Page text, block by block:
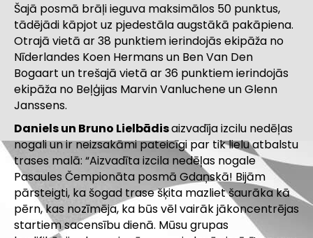
Šajā posmā brāļi ieguva maksimālos 50 punktus,
tādējādi kāpjot uz pjedestāla augstākā pakāpiena.
Otrajā vietā ar 38 punktiem ierindojās ekipāža no
Nīderlandes Koen Hermans un Ben Van Den
Bogaart un trešajā vietā ar 36 punktiem ierindojās
ekipāža no Beļģijas Marvin Vanluchene un Glenn
Janssens.
Daniels un Bruno Lielbādisaizvadīja izcilu nedēļas
nogali un ir neizsakāmi pateicīgi par tik lielu atbalstu
trases malā: “Aizvadīta izcila nedēļas nogale
Pasaules Čempionāta posmā Gdaņskā! Bijām
pārsteigti, ka šogad trase šķita mazliet šaurāka kā
pērn, kas nozīmēja, ka būs vēl vairāk jākoncentrējas
startiem sacensību dienā. Mūsu grupas